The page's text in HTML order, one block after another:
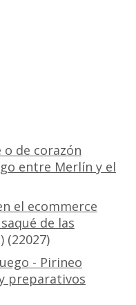
o de corazón
entre Merlín y el
el ecommerce
de las
(22027)
- Pirineo
preparativos